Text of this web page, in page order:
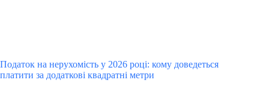
Податок на нерухомість у 2026 році: кому доведеться
платити за додаткові квадратні метри